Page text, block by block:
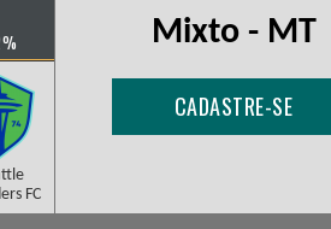
FC
Mixto - MT
CADASTRE-SE